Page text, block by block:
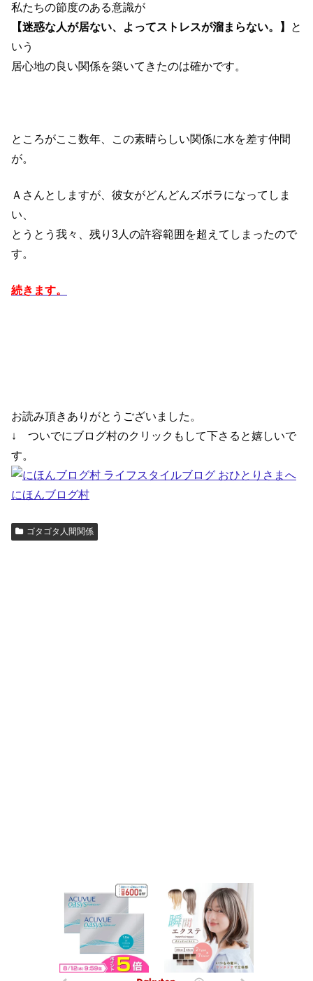
私たちの節度のある意識が
【迷惑な人が居ない、よってストレスが溜まらない。】
と
いう
居心地の良い関係を築いてきたのは確かです。
ところがここ数年、この素晴らしい関係に水を差す仲間
が。
Ａさんとしますが、彼女がどんどんズボラになってしま
い、
とうとう我々、残り3人の許容範囲を超えてしまったので
す。
続きます。
お読み頂きありがとうございました。
↓ ついでにブログ村のクリックもして下さると嬉しいで
す。
にほんブログ村
ゴタゴタ人間関係